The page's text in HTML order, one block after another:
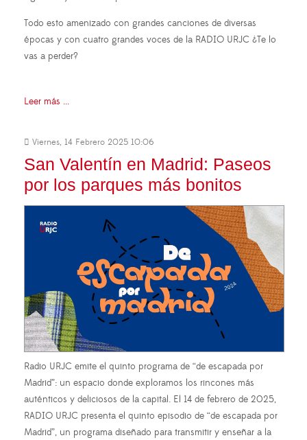
Todo esto amenizado con grandes canciones de diversas
épocas y con cuatro grandes voces de la RADIO URJC ¿Te lo
vas a perder?
Leer más ...
Viernes, 14 Febrero 2025 10:06
San Valentín en Madrid: Paseos
por los parques más bonitos
Radio URJC emite el quinto programa de “de escapada por
Madrid”: un espacio donde exploramos los rincones más
auténticos y deliciosos de la capital. El 14 de febrero de 2025,
RADIO URJC presenta el quinto episodio de “de escapada por
Madrid”, un programa diseñado para transmitir y enseñar a la